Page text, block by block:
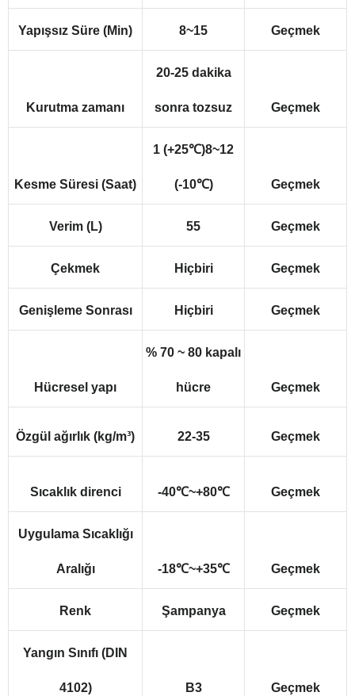
Yapışsız Süre (Min) 8~15 Geçmek
Kurutma zamanı
20-25 dakika
sonra tozsuz Geçmek
Kesme Süresi (Saat)
1 (+25℃)8~12
(-10℃) Geçmek
Verim (L) 55 Geçmek
Çekmek Hiçbiri Geçmek
Genişleme Sonrası Hiçbiri Geçmek
Hücresel yapı
% 70 ~ 80 kapalı
hücre Geçmek
Özgül ağırlık (kg/m³) 22-35 Geçmek
Sıcaklık direnci -40℃~+80℃ Geçmek
Uygulama Sıcaklığı
Aralığı -18℃~+35℃ Geçmek
Renk Şampanya Geçmek
Yangın Sınıfı (DIN
4102) B3 Geçmek